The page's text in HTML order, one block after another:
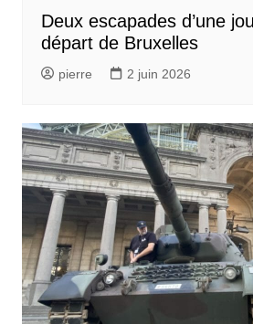
Deux escapades d’une
départ de Bruxelles
pierre 2 juin 2026